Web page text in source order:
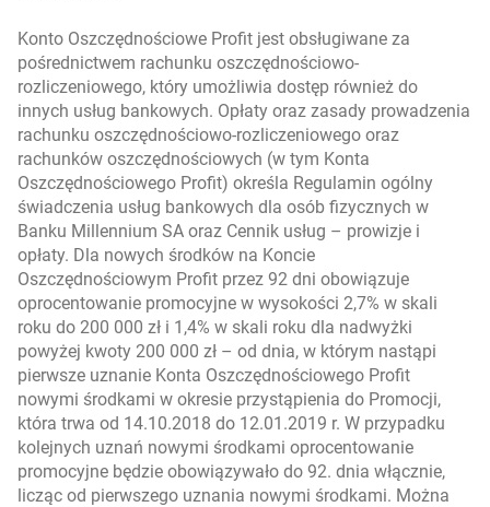
Konto Oszczędnościowe Profit jest obsługiwane za
pośrednictwem rachunku oszczędnościowo-
rozliczeniowego, który umożliwia dostęp również do
innych usług bankowych. Opłaty oraz zasady prowadzenia
rachunku oszczędnościowo-rozliczeniowego oraz
rachunków oszczędnościowych (w tym Konta
Oszczędnościowego Profit) określa Regulamin ogólny
świadczenia usług bankowych dla osób fizycznych w
Banku Millennium SA oraz Cennik usług – prowizje i
opłaty. Dla nowych środków na Koncie
Oszczędnościowym Profit przez 92 dni obowiązuje
oprocentowanie promocyjne w wysokości 2,7% w skali
roku do 200 000 zł i 1,4% w skali roku dla nadwyżki
powyżej kwoty 200 000 zł – od dnia, w którym nastąpi
pierwsze uznanie Konta Oszczędnościowego Profit
nowymi środkami w okresie przystąpienia do Promocji,
która trwa od 14.10.2018 do 12.01.2019 r. W przypadku
kolejnych uznań nowymi środkami oprocentowanie
promocyjne będzie obowiązywało do 92. dnia włącznie,
licząc od pierwszego uznania nowymi środkami. Można